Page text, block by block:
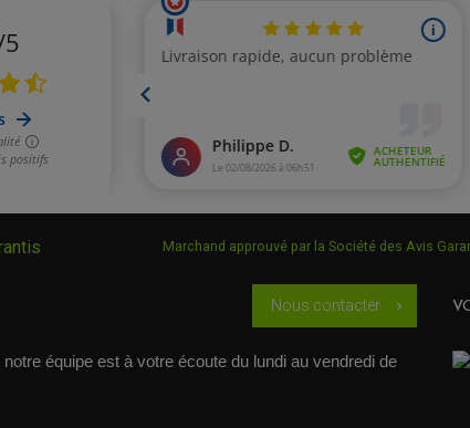
Marchand approuvé par la Société des Avis
Nous contacter chevron_right
équipe est à votre écoute du lundi au vendredi de